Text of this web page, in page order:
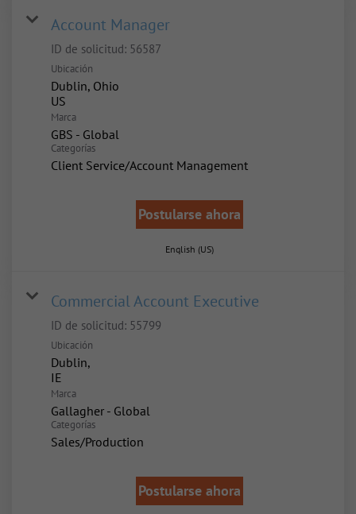
Account Manager
ID de solicitud: 56587
Ubicación
Dublin, Ohio
Marca
GBS - Global
Categorías
Client Service/Account Management
Postularse ahora
English (US)
Commercial Account Executive
ID de solicitud: 55799
Ubicación
Dublin,
Marca
Gallagher - Global
Categorías
Sales/Production
Postularse ahora